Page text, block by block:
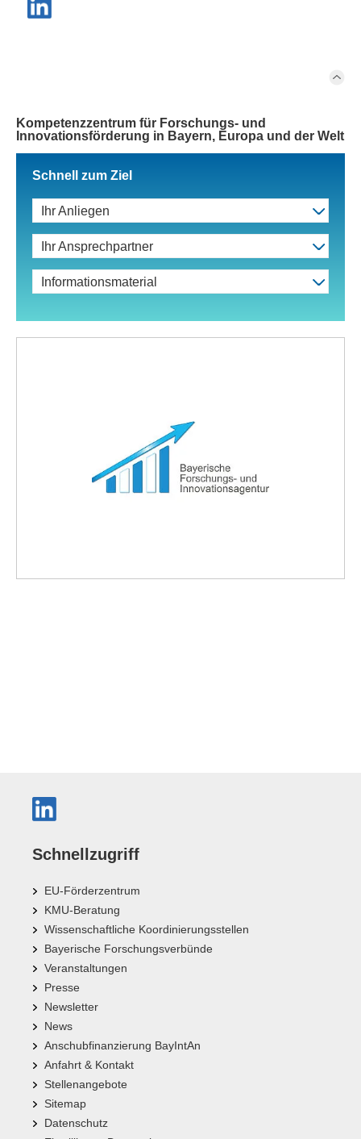
Kompetenzzentrum für Forschungs- und
Innovationsförderung in Bayern, Europa und der Welt
Schnell zum Ziel
Ihr Anliegen
Ihr Ansprechpartner
Informationsmaterial
Schnellzugriff
EU-Förderzentrum
KMU-Beratung
Wissenschaftliche Koordinierungsstellen
Bayerische Forschungsverbünde
Veranstaltungen
Presse
Newsletter
News
Anschubfinanzierung BayIntAn
Anfahrt & Kontakt
Stellenangebote
Sitemap
Datenschutz